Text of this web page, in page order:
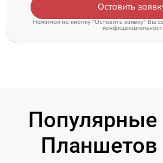
Оставить
Нажимая на кнопку "Оставить заявку" Вы
Популярные
Планшетов